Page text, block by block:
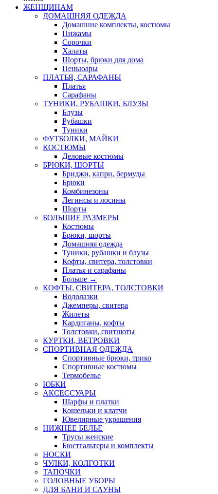
ЖЕНЩИНАМ
ДОМАШНЯЯ ОДЕЖДА
Домашние комплекты, костюмы
Пижамы
Сорочки
Халаты
Шорты, брюки для дома
Пеньюары
ПЛАТЬЯ, САРАФАНЫ
Платья
Сарафаны
ТУНИКИ, РУБАШКИ, БЛУЗЫ
Блузы
Рубашки
Туники
ФУТБОЛКИ, МАЙКИ
КОСТЮМЫ
Деловые костюмы
БРЮКИ, ШОРТЫ
Бриджи, капри, бермуды
Брюки
Комбинезоны
Легинсы и лосины
Шорты
БОЛЬШИЕ РАЗМЕРЫ
Костюмы
Брюки, шорты
Домашняя одежда
Туники, рубашки и блузы
Кофты, свитера, толстовки
Платья и сарафаны
Больше →
КОФТЫ, СВИТЕРА, ТОЛСТОВКИ
Водолазки
Джемперы, свитера
Жилеты
Кардиганы, кофты
Толстовки, свитшоты
КУРТКИ, ВЕТРОВКИ
СПОРТИВНАЯ ОДЕЖДА
Спортивные брюки, трико
Спортивные костюмы
Термобелье
ЮБКИ
AКСЕССУАРЫ
Шарфы и платки
Кошельки и клатчи
Ювелирные украшения
НИЖНЕЕ БЕЛЬЕ
Трусы женские
Бюстгальтеры и комплекты
НОСКИ
ЧУЛКИ, КОЛГОТКИ
ТАПОЧКИ
ГОЛОВНЫЕ УБОРЫ
ДЛЯ БАНИ И САУНЫ